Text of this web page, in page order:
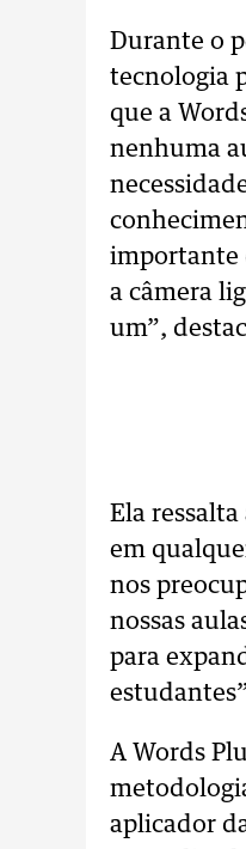
Durante o
tecnologia
que a
nenhuma
importante
a câmera
um”,
Ela
em
nos
nossas
para
A Words
aplicador